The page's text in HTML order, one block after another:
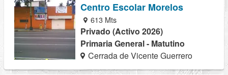
Centro Escolar Morelos
613 Mts
Privado (Activo 2026)
Primaria General - Matutino
Cerrada de Vicente Guerrero